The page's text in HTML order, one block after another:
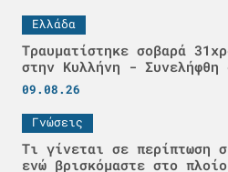
Ελλάδα
Τραυματίστηκε σοβαρά
στην Κυλλήνη - Συνελήφθη
09.08.26
Γνώσεις
Τι γίνεται σε περίπτωση
ενώ βρισκόμαστε στο